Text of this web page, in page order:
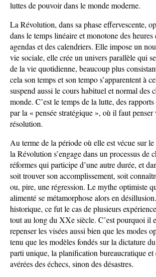
luttes de pouvoir dans le monde moderne.
La Révolution, dans sa phase effervescente,
dans le temps linéaire et monotone des heures
agendas et des calendriers. Elle impose un
vie sociale, elle crée un univers parallèle qui
de la vie quotidienne, beaucoup plus
cela son temps et son tempo s’apparentent à
suspend aussi le cours habituel et normal des
monde. C’est le temps de la lutte, des
par la « pensée stratégique », où il faut
résolution.
Au terme de la période où elle est vécue sur
la Révolution s’engage dans un processus de
réformes qui participe d’une autre durée, et
soit trouver son accomplissement, soit
ou, pire, une régression. Le mythe optimiste
alimenté se métamorphose alors en
historique, ce fut le cas de plusieurs
tout au long du XXe siècle. C’est pourquoi il
repenser les visées aussi bien que les modes
tenu que les modèles fondés sur la dictature
parti unique, la planification bureaucratique et
avérées des échecs, sinon des désastres.